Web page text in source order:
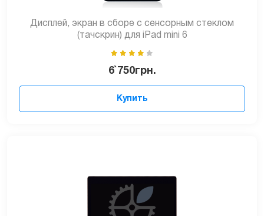
Дисплей, экран в сборе с сенсорным стеклом
(тачскрин) для iPad mini 6
6`750грн.
Купить